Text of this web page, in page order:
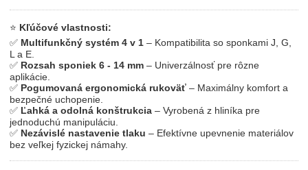
⭐ Kľúčové vlastnosti:
✅ Multifunkčný systém 4 v 1 – Kompatibilita so sponkami J, G,
L a E.
✅ Rozsah sponiek 6 - 14 mm – Univerzálnosť pre rôzne
aplikácie.
✅ Pogumovaná ergonomická rukoväť – Maximálny komfort a
bezpečné uchopenie.
✅ Ľahká a odolná konštrukcia – Vyrobená z hliníka pre
jednoduchú manipuláciu.
✅ Nezávislé nastavenie tlaku – Efektívne upevnenie materiálov
bez veľkej fyzickej námahy.